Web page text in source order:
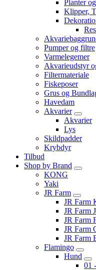
Planter
Klipper,
Pumper og filtre
Varmelegemer
Akvarieudstyr
Filtermateriale
Fiskeposer
Grus og
Havedam
Akvarier
Akvarier
Lys
Skildpadder
Krybdyr
Tilbud
Shop by Brand
KONG
Yaki
JR Farm
JR Farm
JR Farm
JR Farm
JR Farm
JR Farm
Flamingo
Hund
01